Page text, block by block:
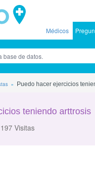
Médicos
Puedo hacer ejercicios
teniendo arttrosis
197 Visitas